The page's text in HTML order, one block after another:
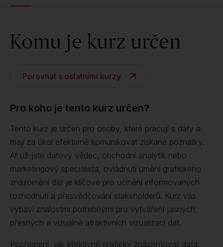
Komu je kurz určen
Porovnat s ostatními kurzy
Pro koho je tento kurz určen?
Tento kurz je určen pro osoby, které pracují s daty a
mají za úkol efektivně komunikovat získané poznatky.
Ať už jste datový vědec, obchodní analytik nebo
marketingový specialista, ovládnutí umění grafického
znázornění dat je klíčové pro učinění informovaných
rozhodnutí a přesvědčování stakeholderů. Kurz vás
vybaví znalostmi potřebnými pro vytváření jasných,
přesných a vizuálně atraktivních vizualizací dat.
Pochopení, jak efektivně graficky znázorňovat data,